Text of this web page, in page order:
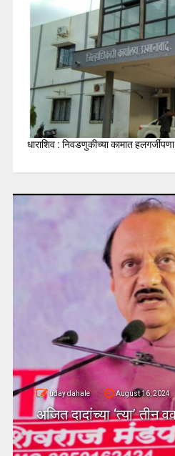
धाराशिव : निवडणुकीच्या कामात
uday dahale August 16, 2024
अजित दादांच्या ‘त्या’ तीन